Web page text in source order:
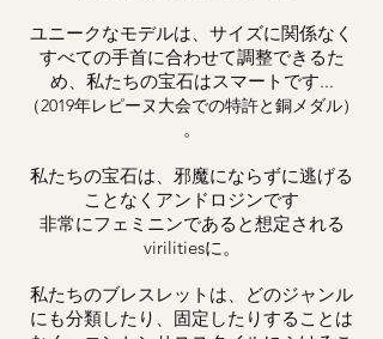
ユニークなモデルは、サイズに関係なく
すべての手首に合わせて調整できるた
め、私たちの宝石はスマートです...
（2019年レピーヌ大会での特許と銅メダル）
。
私たちの宝石は、邪魔にならずに逃げる
ことなくアンドロジンです
非常にフェミニンであると想定される
virilitiesに。
私たちのブレスレットは、どのジャンル
にも分類したり、固定したりすることは